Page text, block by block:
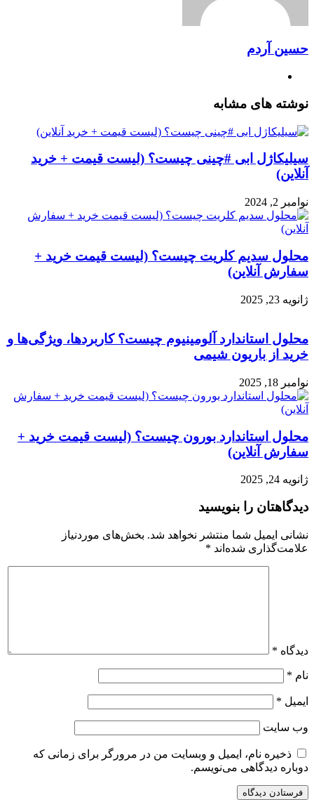
حسین آردم
نوشته های مشابه
سیلیکاژل ابی #چینی چیست؟ (لیست قیمت + خرید
آنلاین)
نوامبر 2, 2024
محلول سدیم کلریت چیست؟ (لیست قیمت خرید +
سفارش آنلاین)
ژانویه 23, 2025
محلول استاندارد آلومینیوم چیست؟ کاربردها، ویژگی‌ها و
خرید از باریون شیمی
نوامبر 18, 2025
محلول استاندارد بورون چیست؟ (لیست قیمت خرید +
سفارش آنلاین)
ژانویه 24, 2025
دیدگاهتان را بنویسید
نشانی ایمیل شما منتشر نخواهد شد. بخش‌های موردنیاز
علامت‌گذاری شده‌اند *
دیدگاه *
نام *
ایمیل *
وب‌ سایت
ذخیره نام، ایمیل و وبسایت من در مرورگر برای زمانی که
دوباره دیدگاهی می‌نویسم.